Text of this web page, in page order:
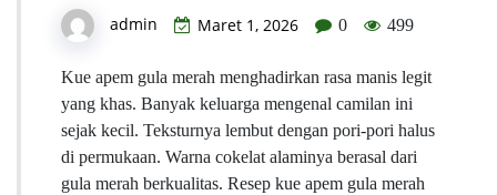
admin Maret 1, 2026 0 499
Kue apem gula merah menghadirkan rasa manis legit
yang khas. Banyak keluarga mengenal camilan ini
sejak kecil. Teksturnya lembut dengan pori-pori halus
di permukaan. Warna cokelat alaminya berasal dari
gula merah berkualitas. Resep kue apem gula merah